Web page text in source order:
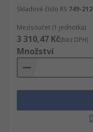
Skladové číslo RS 749-212
Mezisoučet (1 jednotka)
3 310,47 Kč(bez DPH)
Množství